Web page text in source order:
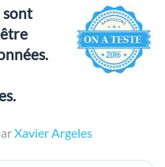
sont
Xavier Argeles